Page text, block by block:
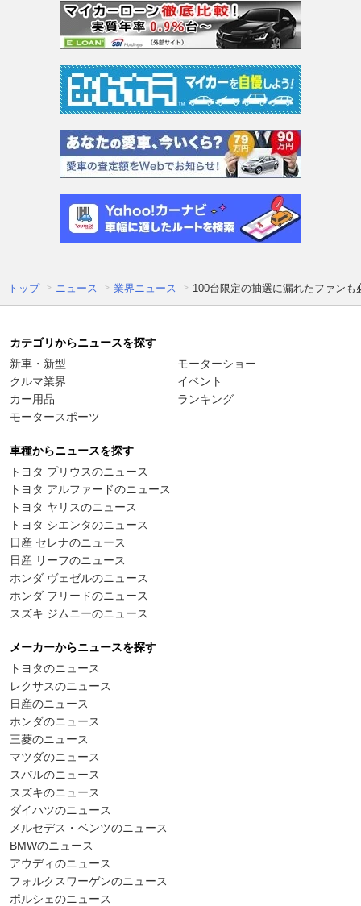
トップ ニュース 業界ニュース 100台限定の抽選に漏れたファン
カテゴリからニュースを探す
新車・新型
クルマ業界
カー用品
モータースポーツ
モーターショー
イベント
ランキング
車種からニュースを探す
トヨタ プリウスのニュース
トヨタ アルファードのニュース
トヨタ ヤリスのニュース
トヨタ シエンタのニュース
日産 セレナのニュース
日産 リーフのニュース
ホンダ ヴェゼルのニュース
ホンダ フリードのニュース
スズキ ジムニーのニュース
メーカーからニュースを探す
トヨタのニュース
レクサスのニュース
日産のニュース
ホンダのニュース
三菱のニュース
マツダのニュース
スバルのニュース
スズキのニュース
ダイハツのニュース
メルセデス・ベンツのニュース
BMWのニュース
アウディのニュース
フォルクスワーゲンのニュース
ポルシェのニュース